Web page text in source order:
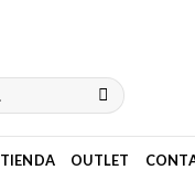
TIENDA OUTLET